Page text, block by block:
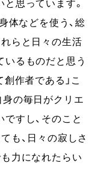
体などを使う、総
らと日々の生活
るものだと思う
作者である」こ
の毎日がクリエ
すし、そのこと
も、日々の寂しさ
力になれたらい